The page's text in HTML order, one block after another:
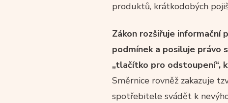
produktů, krátkodobých
Zákon rozšiřuje informační
podmínek a posiluje právo
„tlačítko pro odstoupení“,
Směrnice rovněž zakazuje
spotřebitele svádět k